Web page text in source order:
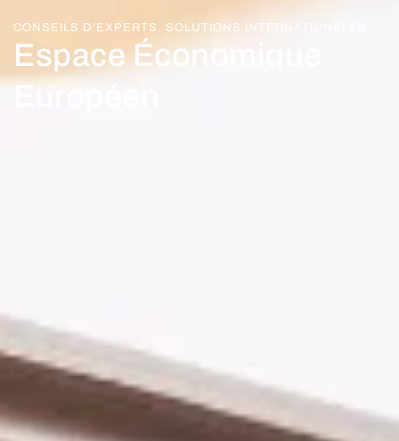
CONSEILS D’EXPERTS. SOLUTIONS INTERNATIONALES.
Espace Économique
Européen